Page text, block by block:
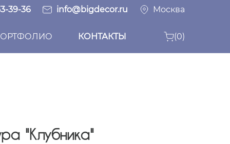
39-36 info@bigdecor.ru Москва
КОНТАКТЫ (0)
"Клубника"